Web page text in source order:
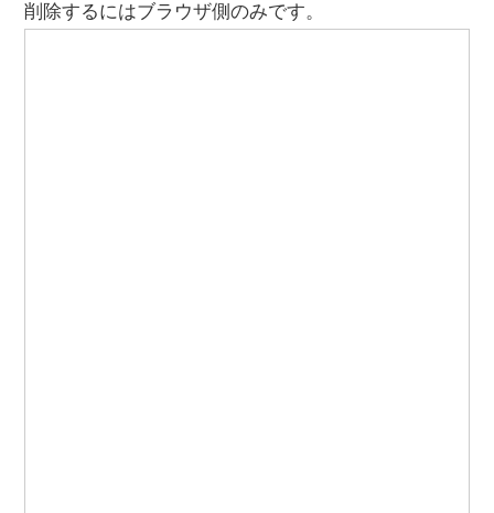
削除するにはブラウザ側のみです。